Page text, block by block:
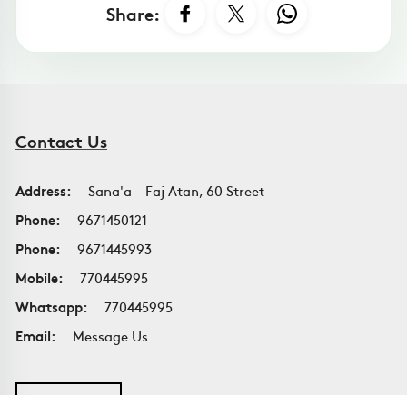
Share:
Contact Us
Address:
Sana'a - Faj Atan, 60 Street
Phone:
9671450121
Phone:
9671445993
Mobile:
770445995
Whatsapp:
770445995
Email:
Message Us